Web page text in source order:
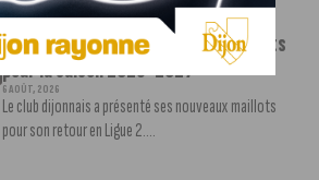
INFOS,SPORT
Le DFCO dévoile ses nouveaux maillots
pour la saison 2026-2027
6 AOÛT, 2026
Le club dijonnais a présenté ses nouveaux maillots
pour son retour en Ligue 2....